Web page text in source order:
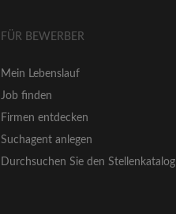
FÜR BEWERBER
Mein Lebenslauf
Job finden
Firmen entdecken
Suchagent anlegen
Durchsuchen Sie den Stellenkatalog